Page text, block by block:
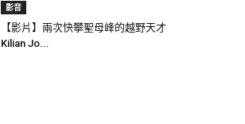
影音
【影片】兩次快攀聖母峰的越野天才
Kilian Jo...